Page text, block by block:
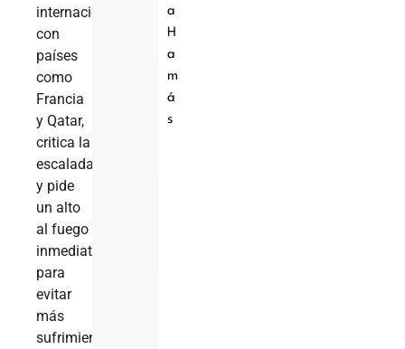
internacional,
con
países
como
Francia
y Qatar,
critica la
escalada
y pide
un alto
al fuego
inmediato
para
evitar
más
sufrimiento
a
H
a
m
á
s